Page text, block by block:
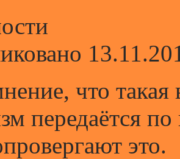
что такая
передаётся
это.